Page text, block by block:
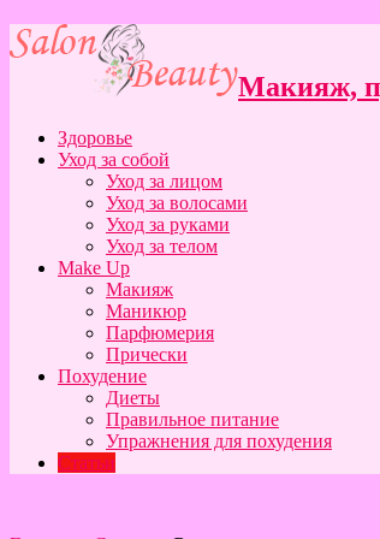
Макияж,
Здоровье
Уход за собой
Уход за лицом
Уход за волосами
Уход за руками
Уход за телом
Make Up
Макияж
Маникюр
Парфюмерия
Прически
Похудение
Диеты
Правильное питание
Упражнения для похудения
Статьи